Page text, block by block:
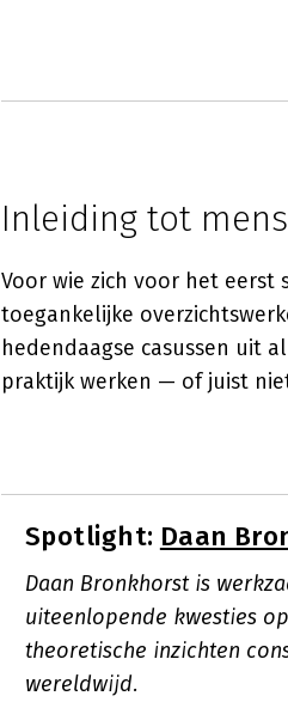
Inleiding tot
Voor wie zich voor het eerst
toegankelijke
hedendaagse casussen uit
praktijk werken — of juist
Spotlight: Daan
Daan Bronkhorst is
uiteenlopende kwesties
theoretische inzichten
wereldwijd.